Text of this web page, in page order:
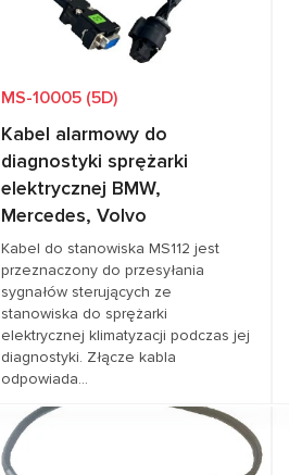
MS-10005 (5D)
Kabel alarmowy do
diagnostyki sprężarki
elektrycznej BMW,
Mercedes, Volvo
Kabel do stanowiska MS112 jest
przeznaczony do przesyłania
sygnałów sterujących ze
stanowiska do sprężarki
elektrycznej klimatyzacji podczas jej
diagnostyki. Złącze kabla
odpowiada...